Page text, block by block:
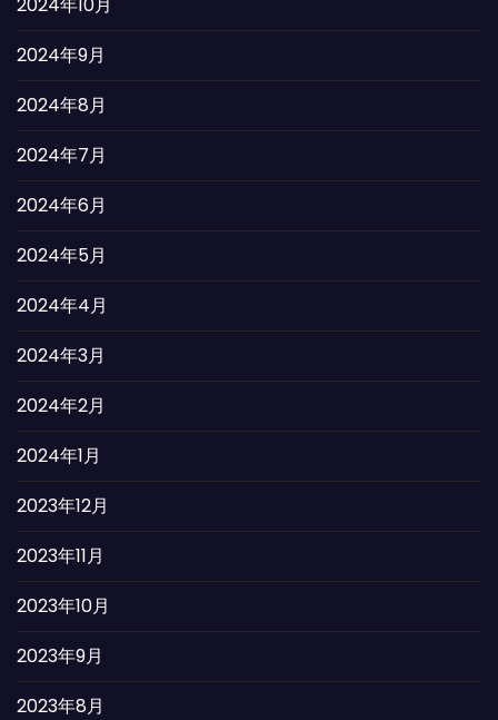
2024年9月
2024年8月
2024年7月
2024年6月
2024年5月
2024年4月
2024年3月
2024年2月
2024年1月
2023年12月
2023年11月
2023年10月
2023年9月
2023年8月